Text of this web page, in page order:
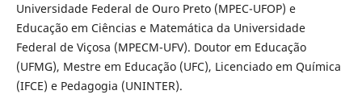
Universidade Federal de Ouro Preto (MPEC-UFOP) e
Educação em Ciências e Matemática da Universidade
Federal de Viçosa (MPECM-UFV). Doutor em Educação
(UFMG), Mestre em Educação (UFC), Licenciado em Quí­mica
(IFCE) e Pedagogia (UNINTER).